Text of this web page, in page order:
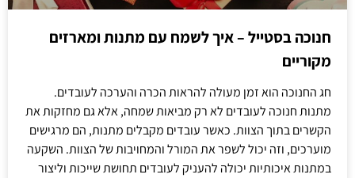
חנוכה בסטייל – איך לשמח עם מתנות ומארזים
מקוריים
חג החנוכה הוא זמן מעולה להראות הכרה והערכה לעובדים.
מתנות חנוכה לעובדים לא רק מביאות שמחה, אלא גם מחזקות את
הקשרים בתוך הצוות. כאשר עובדים מקבלים מתנות, הם מרגישים
מוערכים, וזה יכול לשפר את המורל והמחויבות של הצוות. השקעה
במתנות איכותיות יכולה להעניק לעובדים תחושת שייכות וליצור